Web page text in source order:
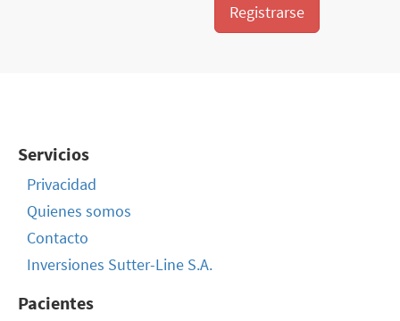
Registrarse
Servicios
Privacidad
Quienes somos
Contacto
Inversiones Sutter-Line S.A.
Pacientes